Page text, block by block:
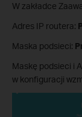
W zakładce
Adres IP routera:
Maska podsieci:
Maskę podsieci i
w konfiguracji